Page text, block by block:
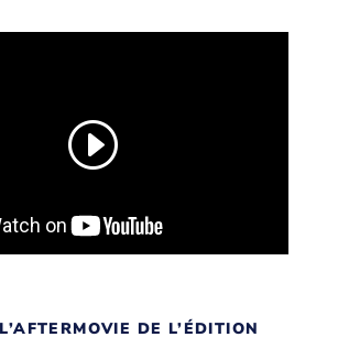
DE L’ÉDITION